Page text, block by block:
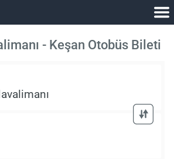
- Keşan Otobüs Bileti